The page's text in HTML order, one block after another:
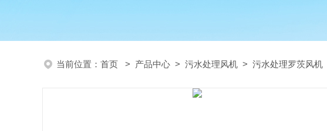
当前位置： 首页 > 产品中心 > 污水处理风机 > 污水处理罗茨风机